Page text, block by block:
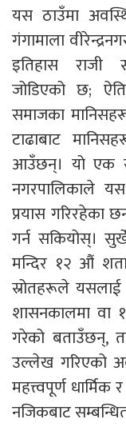
यस ठाउँमा
गंगामाला
इतिहास राजी
जोडिएको छ;
समाजका
टाढाबाट
आउँछन्। यो एक
नगरपालिकाले यस
प्रयास
गर्न सकियोस्।
मन्दिर १२ औं
स्रोतहरूले
शासनकालमा वा
गरेको बताउँछन्,
उल्लेख गरिएको
महत्त्वपूर्ण
नजिकबाट